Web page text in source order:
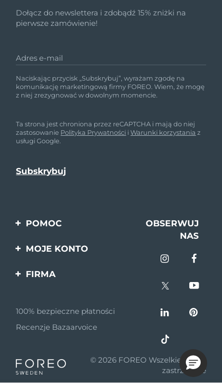
Dołącz do newslettera i zdobądź 15% zniżki na
pierwsze zamówienie!
Adres e-mail
Naciskając przycisk „Subskrybuj”, wyrażam zgodę na
komunikację marketingową firmy FOREO. Wiem, że mogę
z niej zrezygnować w dowolnym momencie.
Ta strona jest chroniona przez reCAPTCHA i mają do niej
zastosowanie Polityka Prywatności iWarunki korzystania z
usługi Google.
POMOC
Kontakt
OBSERWUJ
NAS
MOJE KONTO
FIRMA
Program partnerski
Wiadomości
MYSA
Dystrybutorzy
100% bezpieczne płatności
Recenzje Bazaarvoice
© 2026 FOREO Wszelkie prawa
zastrzeżone